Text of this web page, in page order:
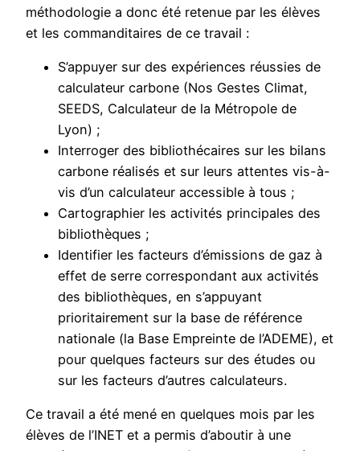
méthodologie a donc été retenue par les élèves
et les commanditaires de ce travail :
S’appuyer sur des expériences réussies de
calculateur carbone (Nos Gestes Climat,
SEEDS, Calculateur de la Métropole de
Lyon) ;
Interroger des bibliothécaires sur les bilans
carbone réalisés et sur leurs attentes vis-à-
vis d’un calculateur accessible à tous ;
Cartographier les activités principales des
bibliothèques ;
Identifier les facteurs d’émissions de gaz à
effet de serre correspondant aux activités
des bibliothèques, en s’appuyant
prioritairement sur la base de référence
nationale (la Base Empreinte de l’ADEME), et
pour quelques facteurs sur des études ou
sur les facteurs d’autres calculateurs.
Ce travail a été mené en quelques mois par les
élèves de l’INET et a permis d’aboutir à une